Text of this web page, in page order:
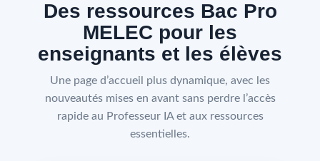
Des ressources Bac Pro
MELEC pour les
enseignants et les élèves
Une page d’accueil plus dynamique, avec les
nouveautés mises en avant sans perdre l’accès
rapide au Professeur IA et aux ressources
essentielles.